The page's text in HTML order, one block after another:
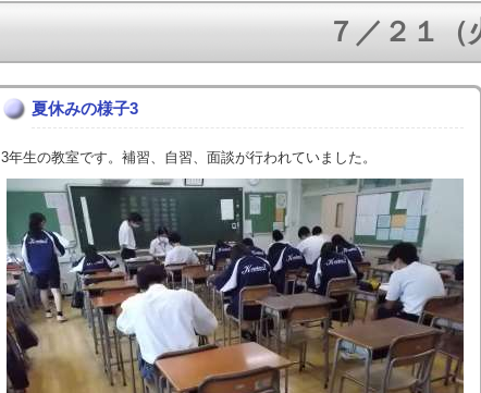
７／２１（火
夏休みの様子3
3年生の教室です。補習、自習、面談が行われていました。